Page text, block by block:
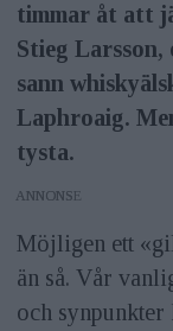
timmar åt att
Stieg
sann
Laphroaig.
tysta.
ANNONS
Möjligen ett
än så. Vår
och